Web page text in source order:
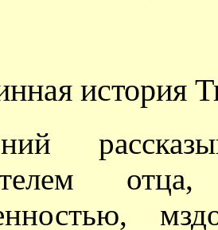
история